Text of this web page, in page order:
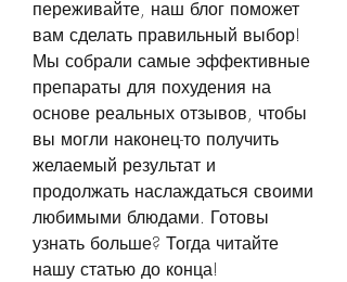
переживайте, наш блог поможет
вам сделать правильный выбор!
Мы собрали самые эффективные
препараты для похудения на
основе реальных отзывов, чтобы
вы могли наконец-то получить
желаемый результат и
продолжать наслаждаться своими
любимыми блюдами. Готовы
узнать больше? Тогда читайте
нашу статью до конца!